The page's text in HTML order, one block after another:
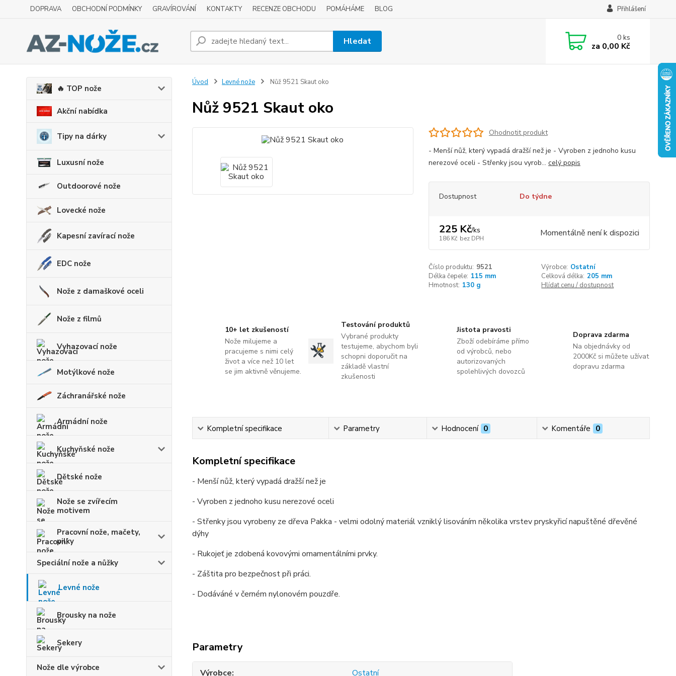
DOPRAVA OBCHODNÍ PODMÍNKY GRAVÍROVÁNÍ KONTAKTY RECENZE OBCHODU POMÁHÁME BLOG Přihlášení
Hledat 0ks
za 0,00 Kč
🔥 TOP nože
Akční nabídka
Tipy na dárky
Luxusní nože
Outdoorové nože
Lovecké nože
Kapesní zavírací nože
EDC nože
Nože z damaškové oceli
Nože z filmů
Vyhazovací nože
Motýlkové nože
Záchranářské nože
Armádní nože
Kuchyňské nože
Dětské nože
Nože se zvířecím
motivem
Pracovní nože, mačety,
pilky
Speciální nože a nůžky
Levné nože
Brousky na nože
Sekery
Nože dle výrobce
Úvod Levné nože Nůž 9521 Skaut oko
Nůž 9521 Skaut oko
Ohodnotit produkt
- Menší nůž, který vypadá dražší než je - Vyroben z jednoho kusu
nerezové oceli - Střenky jsou vyrob... celý popis
Dostupnost Do týdne
225 Kč/ks
186 Kč bez DPH Momentálně není k dispozici
Číslo produktu: 9521 Výrobce: Ostatní
Délka čepele: 115 mm Celková délka: 205 mm
Hmotnost: 130 g Hlídat cenu / dostupnost
10+ let zkušeností
Nože milujeme a
pracujeme s nimi celý
život a více než 10 let
se jim aktivně věnujeme.
Testování produktů
Vybrané produkty
testujeme, abychom byli
schopni doporučit na
základě vlastní
zkušenosti
Jistota pravosti
Zboží odebíráme přímo
od výrobců, nebo
autorizovaných
spolehlivých dovozců
Doprava zdarma
Na objednávky od
2000Kč si můžete užívat
dopravu zdarma
Kompletní specifikace Parametry Hodnocení 0 Komentáře 0
Kompletní specifikace
- Menší nůž, který vypadá dražší než je
- Vyroben z jednoho kusu nerezové oceli
- Střenky jsou vyrobeny ze dřeva Pakka - velmi odolný materiál vzniklý lisováním několika vrstev pryskyřicí napuštěné dřevěné
dýhy
- Rukojeť je zdobená kovovými ornamentálními prvky.
- Záštita pro bezpečnost při práci.
- Dodáváné v černém nylonovém pouzdře.
Parametry
Výrobce Ostatní